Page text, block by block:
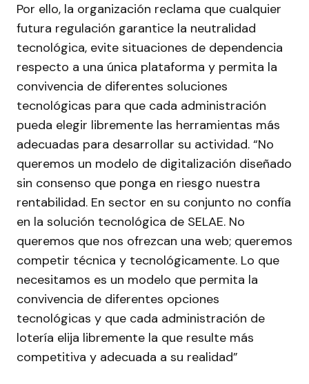
Por ello, la organización reclama que cualquier
futura regulación garantice la neutralidad
tecnológica, evite situaciones de dependencia
respecto a una única plataforma y permita la
convivencia de diferentes soluciones
tecnológicas para que cada administración
pueda elegir libremente las herramientas más
adecuadas para desarrollar su actividad. “No
queremos un modelo de digitalización diseñado
sin consenso que ponga en riesgo nuestra
rentabilidad. En sector en su conjunto no confía
en la solución tecnológica de SELAE. No
queremos que nos ofrezcan una web; queremos
competir técnica y tecnológicamente. Lo que
necesitamos es un modelo que permita la
convivencia de diferentes opciones
tecnológicas y que cada administración de
lotería elija libremente la que resulte más
competitiva y adecuada a su realidad”